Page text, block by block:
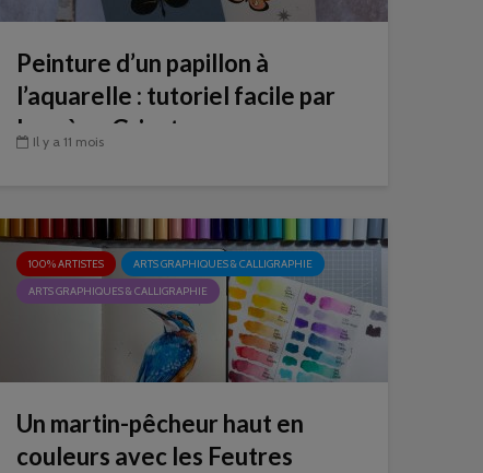
Peinture d’un papillon à
l’aquarelle : tutoriel facile par
Laurène Grisot
Il y a 11 mois
100% ARTISTES
ARTS GRAPHIQUES & CALLIGRAPHIE
ARTS GRAPHIQUES & CALLIGRAPHIE
Un martin-pêcheur haut en
couleurs avec les Feutres